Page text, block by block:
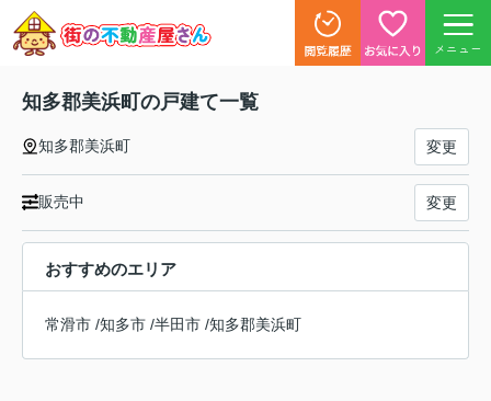
メニュー
知多郡美浜町の戸建て一覧
知多郡美浜町 変更
販売中 変更
おすすめのエリア
常滑市 /知多市 /半田市 /知多郡美浜町